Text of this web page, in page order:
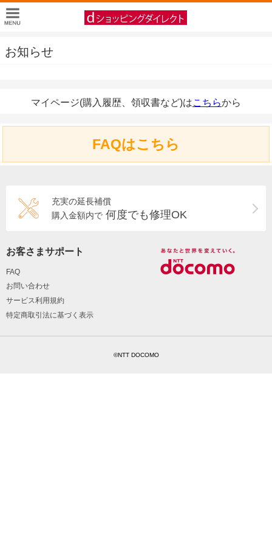
お知らせ
マイページ(購入履歴、領収書など)はこちらから
FAQはこちら
充実の延長補償
購入金額内で 何度でも修理OK
お客さまサポート
FAQ
お問い合わせ
サービス利用規約
特定商取引法に基づく表示
©NTT DOCOMO